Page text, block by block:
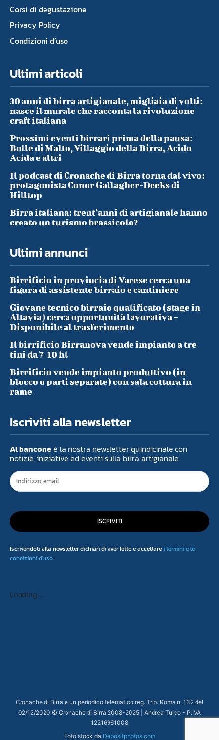
Corsi di degustazione
Privacy Policy
Condizioni d’uso
Ultimi articoli
30 anni di birra artigianale, migliaia di volti:
nasce il murale che racconta la rivoluzione
craft italiana
Prossimi eventi birrari prima della pausa:
Bolle di Malto, Villaggio della Birra, Acido
Acida e altri
Il podcast di Cronache di Birra torna dal vivo:
protagonista Conor Gallagher-Deeks di
Hilltop
Birra italiana: trent’anni di artigianale hanno
creato un turismo brassicolo?
Ultimi annunci
Birrificio in provincia di Varese cerca una
figura di assistente birraio e cantiniere
Giovane tecnico birraio qualificato (stage in
Altavia) cerca opportunità lavorativa –
Disponibile al trasferimento
Il birrificio Birranova vende impianto a tre
tini da 7-10 hl
Birrificio vende impianto produttivo (in
blocco o parti separate) con sala cottura in
rame
Iscriviti alla newsletter
Al banconeè la nostra newsletter quindicinale con
notizie, iniziative ed eventi sulla birra artigianale.
ISCRIVITI
Iscrivendoti alla newsletter dichiari di aver letto e accettarei termini e le
condizioni d'uso.
Loading...
Cronache di Birra è un periodico telematico reg. Trib. Roma n. 132 del
02/12/2020 © Cronache di Birra 2008-2025 | Andrea Turco - P.IVA
12216961008
Foto stock da Depositphotos.com